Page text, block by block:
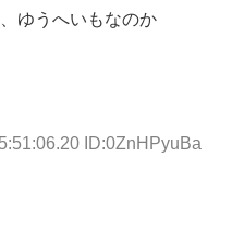
ゆうへいもなのか
ID:0ZnHPyuBa